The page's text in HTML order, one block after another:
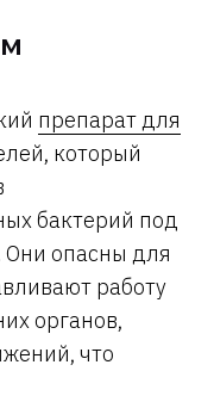
препарат для
который
бактерий под
Они опасны для
работу
органов,
что